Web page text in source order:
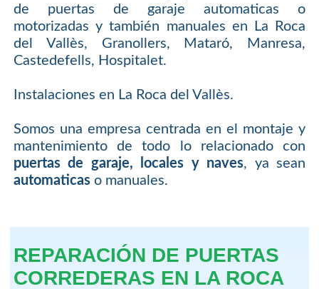
de puertas de garaje automaticas o
motorizadas y también manuales en La Roca
del Vallès, Granollers, Mataró, Manresa,
Castedefells, Hospitalet.
Instalaciones en La Roca del Vallès.
Somos una empresa centrada en el montaje y
mantenimiento de todo lo relacionado con
puertas de garaje, locales y naves, ya sean
automaticaso manuales.
REPARACIÓN DE PUERTAS
CORREDERAS EN LA ROCA